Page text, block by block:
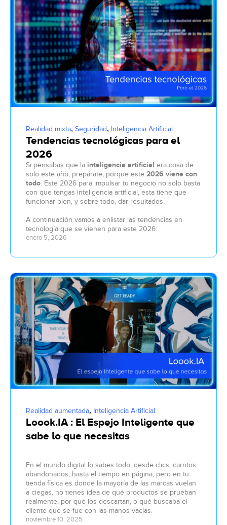
Realidad mixta, Seguridad, Inteligencia Artificial
Tendencias tecnológicas para el
2026
Si pensabas que la inteligencia artificial era cosa de
solo este año, prepárate, porque este 2026 viene con
todo. Este 2026 para impulsar tu negocio no solo basta
con que tengas inteligencia artificial, esta tiene que
funcionar bien, y sobre todo, dar resultados.
A continuación vamos a enlistar las tendencias en
tecnología que se vienen para este 2026:
enero 5, 2026
Realidad aumentada, Inteligencia Artificial
Loook.IA : El Espejo Inteligente que
sabe lo que necesitas
En el mundo digital lo sabes todo, desde clics, carritos
abandonados, hasta el tiempo en página, pero en tu
tienda física es donde la mayoría de las marcas vuelan
a ciegas, no tienes idea de qué productos se prueban
realmente, por qué los descartan, o qué buscaba el
cliente que se fue con las manos vacías.
noviembre 10, 2025